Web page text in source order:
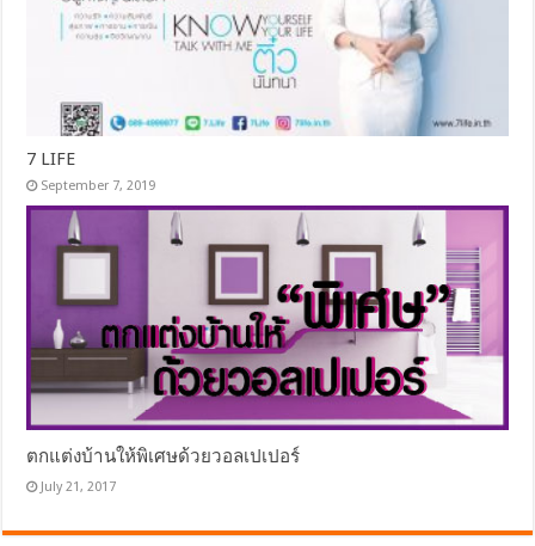
7 LIFE
September 7, 2019
ตกแต่งบ้านให้พิเศษด้วยวอลเปเปอร์
July 21, 2017